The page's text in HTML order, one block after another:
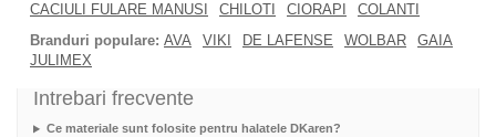
CACIULI FULARE MANUSI
CHILOTI CIORAPI
COLANTI
Branduri populare: AVA VIKI DE LAFENSE WOLBAR
GAIA
JULIMEX
Intrebari frecvente
Ce materiale sunt folosite pentru halatele DKaren?